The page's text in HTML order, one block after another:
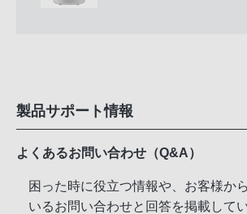
製品サポート情報
よくあるお問い合わせ（Q&A）
困った時に役立つ情報や、お客様か
いるお問い合わせと回答を掲載してい